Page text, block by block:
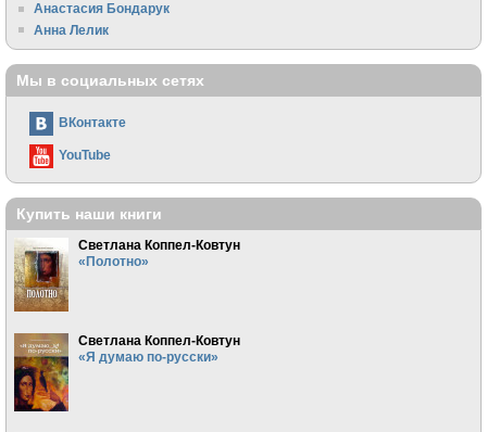
Анастасия Бондарук
Анна Лелик
Мы в социальных сетях
ВКонтакте
YouTube
Купить наши книги
Светлана Коппел-Ковтун
«Полотно»
Светлана Коппел-Ковтун
«Я думаю по-русски»